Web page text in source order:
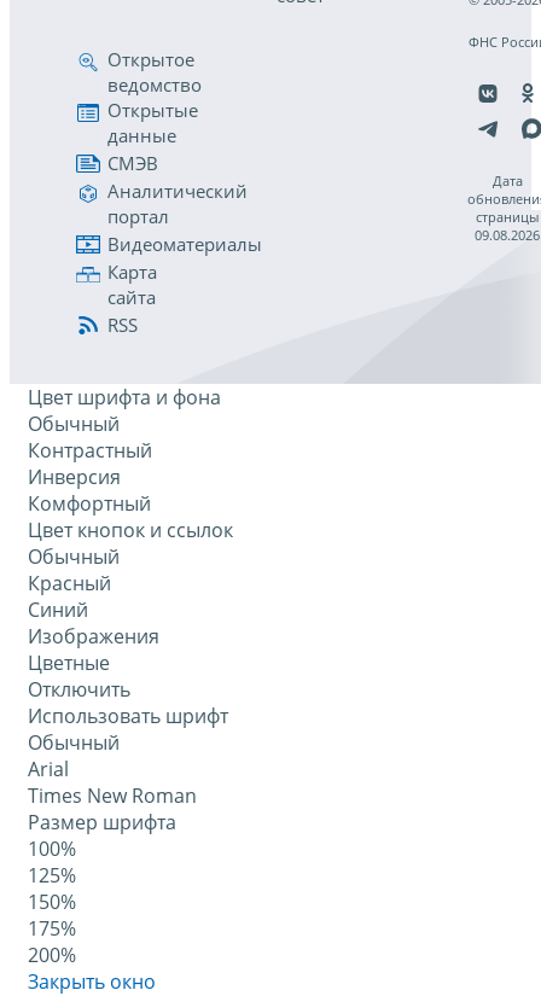
Открытое
ведомство
Открытые
данные
СМЭВ
Аналитический
портал
Видеоматериалы
Карта
сайта
RSS
ФНС
Дата
страницы
09.08.2026
Цвет шрифта и фона
Обычный
Контрастный
Инверсия
Комфортный
Цвет кнопок и ссылок
Обычный
Красный
Синий
Изображения
Цветные
Отключить
Использовать шрифт
Обычный
Arial
Times New Roman
Размер шрифта
100%
125%
150%
175%
200%
Закрыть окно